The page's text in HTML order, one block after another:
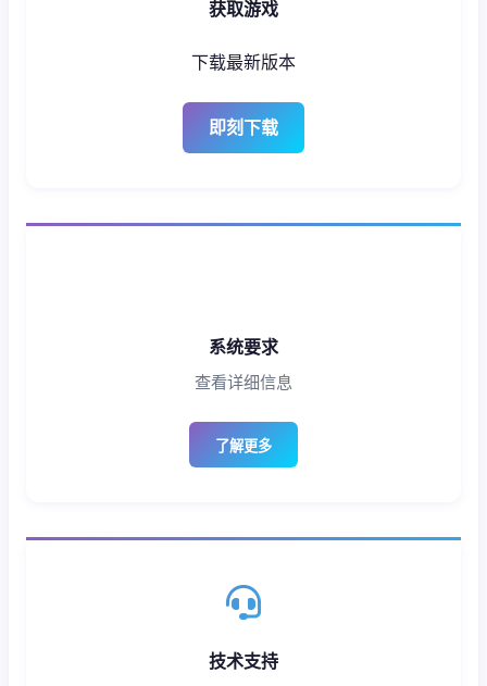
获取游戏
下载最新版本
即刻下载
系统要求
查看详细信息
了解更多
技术支持